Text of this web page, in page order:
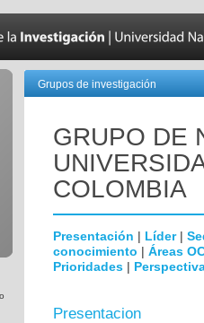
Grupos de investigación
GRUPO DE
COLOMBIA
Presentación | Líder|
conocimiento | Áreas
Prioridades |
Presentacion